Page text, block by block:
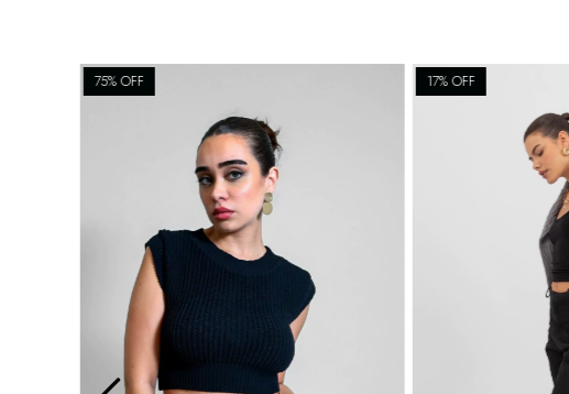
75% OFF 17% OFF